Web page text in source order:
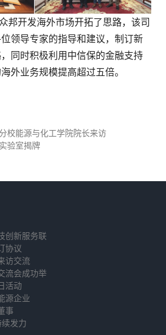
开发海外市场开拓了思路，该司
领导专家的指导和建议，制订新
同时积极利用中信保的金融支持
外业务规模提高超过五倍。
校能源与化工学院院长来访
验室揭牌
创新服务联
协议
访交流
流会成功举
活动
源企业
事
发力